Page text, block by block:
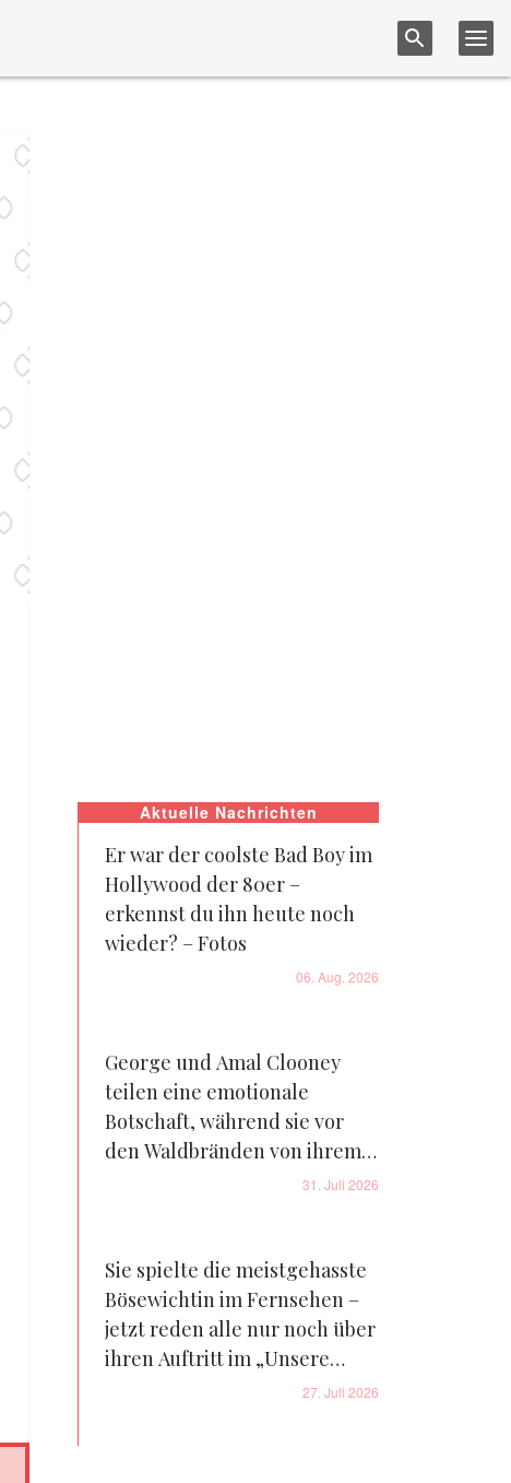
Aktuelle Nachrichten
Er war der coolste Bad Boy im
Hollywood der 80er –
erkennst du ihn heute noch
wieder? – Fotos
06. Aug. 2026
George und Amal Clooney
teilen eine emotionale
Botschaft, während sie vor
den Waldbränden von ihrem
Bauernhof in Frankreich31. Juli 2026
Sie spielte die meistgehasste
Bösewichtin im Fernsehen –
jetzt reden alle nur noch über
ihren Auftritt im „Unsere
kleine Farm“-Reboot – Fotos
27. Juli 2026